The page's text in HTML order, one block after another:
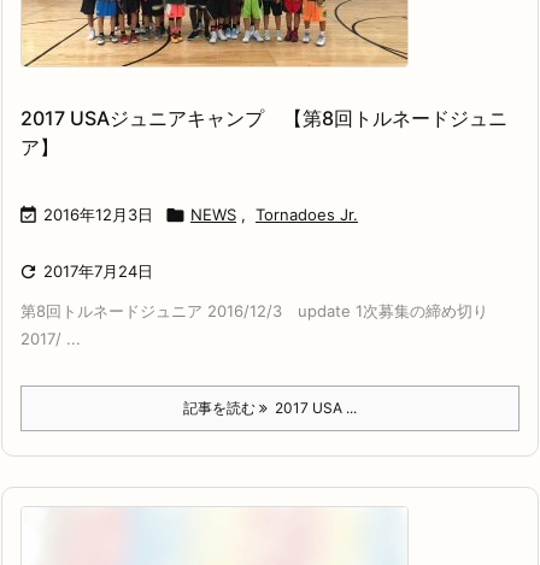
2017 USAジュニアキャンプ 【第8回トルネードジュニ
ア】
 2016年12月3日  NEWS , Tornadoes Jr.
 2017年7月24日
第8回トルネードジュニア 2016/12/3 update 1次募集の締め切り
2017/ ...
記事を読む 2017 USA ...